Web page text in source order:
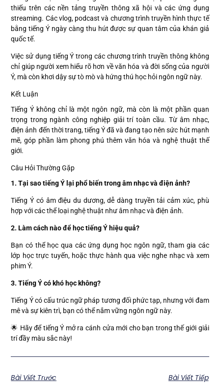
thiếu trên các nền tảng truyền thông xã hội và các ứng dụng
streaming. Các vlog, podcast và chương trình truyền hình thực tế
bằng tiếng Ý ngày càng thu hút được sự quan tâm của khán giả
quốc tế.
Việc sử dụng tiếng Ý trong các chương trình truyền thông không
chỉ giúp người xem hiểu rõ hơn về văn hóa và đời sống của người
Ý, mà còn khơi dậy sự tò mò và hứng thú học hỏi ngôn ngữ này.
Kết Luận
Tiếng Ý không chỉ là một ngôn ngữ, mà còn là một phần quan
trọng trong ngành công nghiệp giải trí toàn cầu. Từ âm nhạc,
điện ảnh đến thời trang, tiếng Ý đã và đang tạo nên sức hút mạnh
mẽ, góp phần làm phong phú thêm văn hóa và nghệ thuật thế
giới.
Câu Hỏi Thường Gặp
1. Tại sao tiếng Ý lại phổ biến trong âm nhạc và điện ảnh?
Tiếng Ý có âm điệu du dương, dễ dàng truyền tải cảm xúc, phù
hợp với các thể loại nghệ thuật như âm nhạc và điện ảnh.
2. Làm cách nào để học tiếng Ý hiệu quả?
Bạn có thể học qua các ứng dụng học ngôn ngữ, tham gia các
lớp học trực tuyến, hoặc thực hành qua việc nghe nhạc và xem
phim Ý.
3. Tiếng Ý có khó học không?
Tiếng Ý có cấu trúc ngữ pháp tương đối phức tạp, nhưng với đam
mê và sự kiên trì, bạn có thể nắm vững ngôn ngữ này.
🌟 Hãy để tiếng Ý mở ra cánh cửa mới cho bạn trong thế giới giải
trí đầy màu sắc này!
Bài Viết Trước
Bài Viết Tiếp